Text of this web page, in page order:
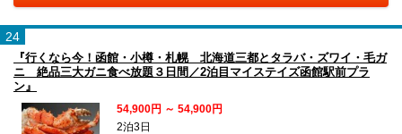
24
『行くなら今！函館・小樽・札幌 北海道三都とタラバ・ズワイ・毛ガ
ニ 絶品三大ガニ食べ放題３日間／2泊目マイステイズ函館駅前プラ
ン』
54,900円 ～ 54,900円
2泊3日